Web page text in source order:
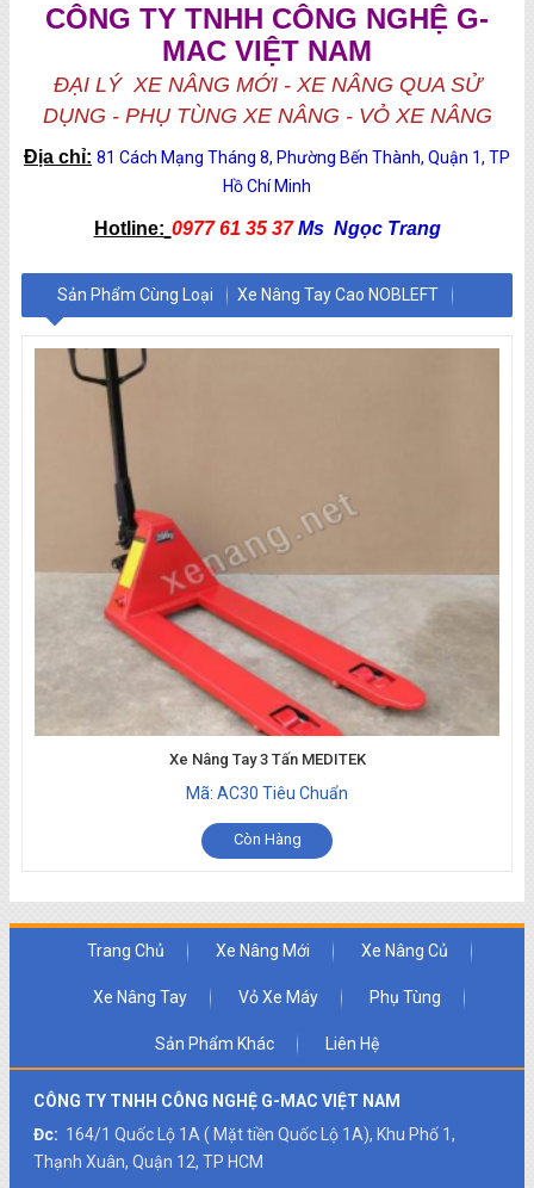
CÔNG TY TNHH CÔNG NGHỆ G-
MAC VIỆT NAM
ĐẠI LÝ XE NÂNG MỚI - XE NÂNG QUA SỬ
DỤNG - PHỤ TÙNG XE NÂNG - VỎ XE NÂNG
Địa chỉ: 81 Cách Mạng Tháng 8, Phường Bến Thành, Quận 1, TP
Hồ Chí Minh
Hotline: 0977 61 35 37Ms Ngọc Trang
Sản Phẩm Cùng Loại Xe Nâng Tay Cao NOBLEFT
Xe Nâng Tay MITSUBISHI
Xe Nâng Tay 3 Tấn MEDITEK
Mã: AC30 Tiêu Chuẩn
Còn Hàng
Trang Chủ Xe Nâng Mới Xe Nâng Củ
Xe Nâng Tay Vỏ Xe Máy Phụ Tùng
Sản Phẩm Khác Liên Hệ
CÔNG TY TNHH CÔNG NGHỆ G-MAC VIỆT NAM
Đc: 164/1 Quốc Lộ 1A ( Mặt tiền Quốc Lộ 1A), Khu Phố 1,
Thạnh Xuân, Quận 12, TP HCM